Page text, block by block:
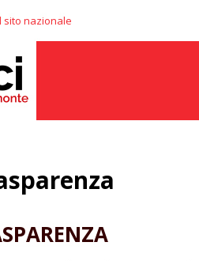
sito nazionale